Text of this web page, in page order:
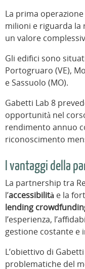
La prima
milioni e riguarda la
un valore
Gli edifici sono
Portogruaro (VE),
e Sassuolo (MO).
Gabetti Lab 8
opportunità nel
rendimento annuo
riconoscimento
I vantaggi della
La partnership tra
l’accessibilità e la
lending
l’esperienza,
gestione costante e
L’obiettivo di
problematiche del